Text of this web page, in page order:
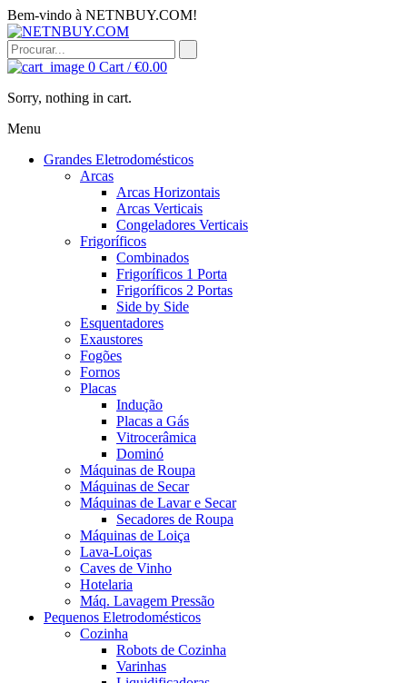
Bem-vindo à NETNBUY.COM!
0 Cart /€0.00
Sorry, nothing in cart.
Menu
Grandes Eletrodomésticos
Arcas
Arcas Horizontais
Arcas Verticais
Congeladores Verticais
Frigoríficos
Combinados
Frigoríficos 1 Porta
Frigoríficos 2 Portas
Side by Side
Esquentadores
Exaustores
Fogões
Fornos
Placas
Indução
Placas a Gás
Vitrocerâmica
Dominó
Máquinas de Roupa
Máquinas de Secar
Máquinas de Lavar e Secar
Secadores de Roupa
Máquinas de Loiça
Lava-Loiças
Caves de Vinho
Hotelaria
Máq. Lavagem Pressão
Pequenos Eletrodomésticos
Cozinha
Robots de Cozinha
Varinhas